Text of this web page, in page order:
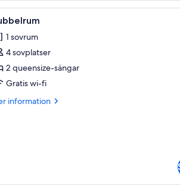
golv till tak.
av högsta kvalitet ochSängtillbehör av
9
1 sovrum
4 sovplatser
2 queensize-sängar
Gratis wi-fi
information